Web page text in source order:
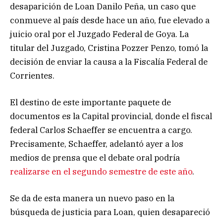
desaparición de Loan Danilo Peña, un caso que
conmueve al país desde hace un año, fue elevado a
juicio oral por el Juzgado Federal de Goya. La
titular del Juzgado, Cristina Pozzer Penzo, tomó la
decisión de enviar la causa a la Fiscalía Federal de
Corrientes.
El destino de este importante paquete de
documentos es la Capital provincial, donde el fiscal
federal Carlos Schaeffer se encuentra a cargo.
Precisamente, Schaeffer, adelantó ayer a los
medios de prensa que el debate oral podría
realizarse en el segundo semestre de este año.
Se da de esta manera un nuevo paso en la
búsqueda de justicia para Loan, quien desapareció